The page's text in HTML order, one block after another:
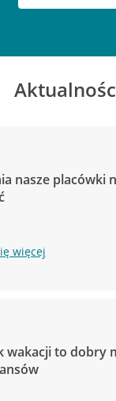
nasze placówki
więcej
wakacji to dobry